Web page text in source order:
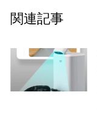
関連記事